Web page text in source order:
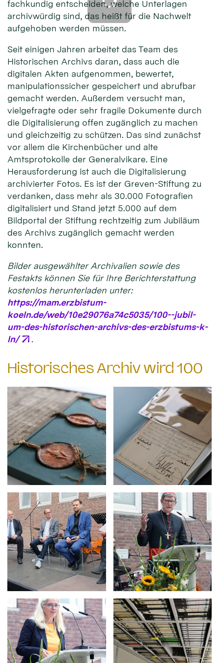
fachkundig entscheiden, welche Unterlagen
archivwürdig sind, das heißt für die Nachwelt
aufgehoben werden müssen.
Seit einigen Jahren arbeitet das Team des
Historischen Archivs daran, dass auch die
digitalen Akten aufgenommen, bewertet,
manipulationssicher gespeichert und abrufbar
gemacht werden. Außerdem versucht man,
vielgefragte oder sehr fragile Dokumente durch
die Digitalisierung offen zugänglich zu machen
und gleichzeitig zu schützen. Das sind zunächst
vor allem die Kirchenbücher und alte
Amtsprotokolle der Generalvikare. Eine
Herausforderung ist auch die Digitalisierung
archivierter Fotos. Es ist der Greven-Stiftung zu
verdanken, dass mehr als 30.000 Fotografien
digitalisiert und Stand jetzt 5.000 auf dem
Bildportal der Stiftung rechtzeitig zum Jubiläum
des Archivs zugänglich gemacht werden
konnten.
Bilder ausgewählter Archivalien sowie des
Festakts können Sie für Ihre Berichterstattung
kostenlos herunterladen unter:
https://mam.erzbistum-
koeln.de/web/10e29076a74c5035/100--jubil-
um-des-historischen-archivs-des-erzbistums-k-
ln/
.
Historisches Archiv wird 100